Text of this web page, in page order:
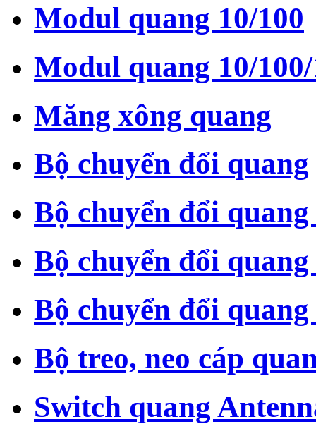
Modul quang 10/100
Modul quang 10/
Măng xông quang
Bộ chuyển đổi quang
Bộ chuyển đổi quang
Bộ chuyển đổi quang
Bộ chuyển đổi
Bộ treo, neo cáp
Switch quang